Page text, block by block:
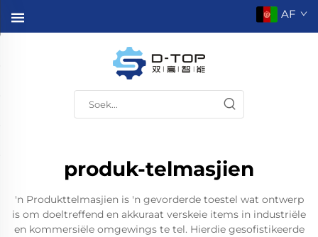
AF
produk-telmasjien
'n Produkttelmasjien is 'n gevorderde toestel wat ontwerp
is om doeltreffend en akkuraat verskeie items in industriële
en kommersiële omgewings te tel. Hierdie gesofistikeerde